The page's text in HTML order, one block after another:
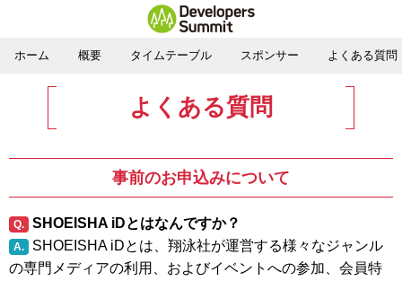
ホーム 概要 タイムテーブル スポンサー よくある質問
よくある質問
事前のお申込みについて
Q. SHOEISHA iDとはなんですか？
A. SHOEISHA iDとは、翔泳社が運営する様々なジャンル
の専門メディアの利用、およびイベントへの参加、会員特